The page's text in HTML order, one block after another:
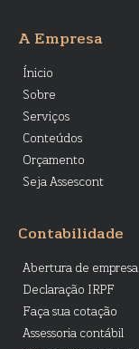
A Empresa
Ínicio
Sobre
Serviços
Conteúdos
Orçamento
Seja Assescont
Contabilidade
Abertura de empresa
Declaração IRPF
Faça sua cotação
Assessoria contábil